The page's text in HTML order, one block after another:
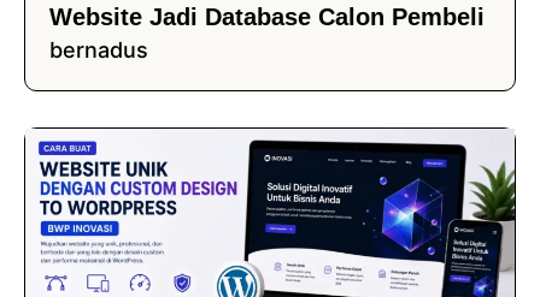
Website Jadi Database Calon Pembeli
bernadus